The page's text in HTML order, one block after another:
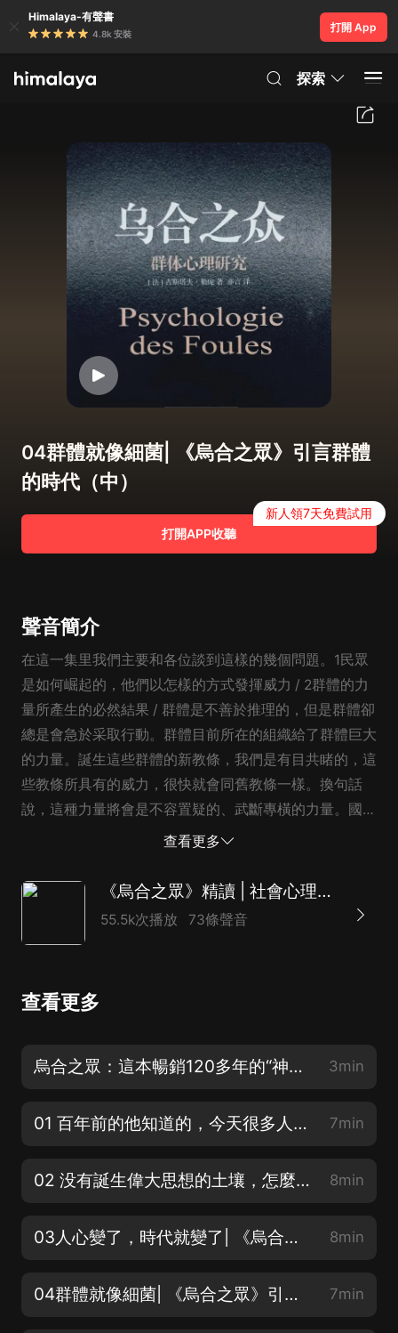
Himalaya-有聲書
4.8k 安裝
打開 App
探索
04群體就像細菌| 《烏合之眾》引言群體
的時代（中）
打開APP收聽
新人領7天免費試用
聲音簡介
在這一集里我們主要和各位談到這樣的幾個問題。1民眾
是如何崛起的，他們以怎樣的方式發揮威力 / 2群體的力
量所產生的必然結果 / 群體是不善於推理的，但是群體卻
總是會急於采取行動。群體目前所在的組織給了群體巨大
的力量。誕生這些群體的新教條，我們是有目共睹的，這
些教條所具有的威力，很快就會同舊教條一樣。換句話
說，這種力量將會是不容置疑的、武斷專橫的力量。國王
的神權，將會很快被群眾的神權所替代。有些作家是與中
想、固守的觀點、淺顯的懷疑主義，還有過分的自私。這
種新勢力的力量不斷變大，在他們看來是非常驚恐的。為
教廷，並且提醒我們啟示性的真理所包含的教誨。但是，
們，這樣的措施，也根本不會對那些混亂的頭腦產生和之
神是群眾的勸說者過去已經拋棄的，而且已經...
查看更多
《烏合之眾》精讀 | 社會心理學暢銷榜TOP1（全新修訂版）
55.5k次播放 73條聲音
查看更多
烏合之眾：這本暢銷120多年的“神書”究竟講了什麼？ 3min
01 百年前的他知道的，今天很多人仍不懂 | 《烏合之眾》1902年作者序言（上） 7min
02 没有誕生偉大思想的土壤，怎麼會有偉大思想的誕生 | 《烏合之眾》1902年作者序言（下） 8min
03人心變了，時代就變了| 《烏合之眾》引言群體的時代（上） 8min
04群體就像細菌| 《烏合之眾》引言群體的時代（中） 7min